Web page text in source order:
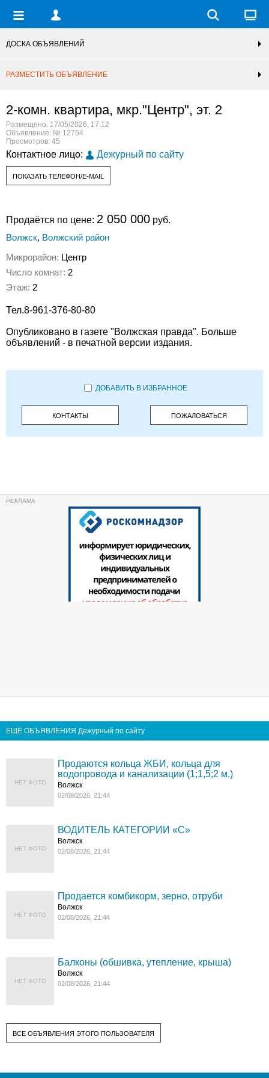
ДОСКА ОБЪЯВЛЕНИЙ
РАЗМЕСТИТЬ ОБЪЯВЛЕНИЕ
2-комн. квартира, мкр."Центр", эт. 2
Размещено: 17/05/2026, 17:12
Объявление: № 12754
Просмотров: 45
Контактное лицо: Дежурный по сайту
ПОКАЗАТЬ ТЕЛЕФОН/E-MAIL
Продаётся по цене: 2 050 000 руб.
Волжск, Волжский район
Микрорайон: Центр
Число комнат: 2
Этаж: 2
Тел.8-961-376-80-80
Опубликовано в газете "Волжская правда". Больше
объявлений - в печатной версии издания.
ДОБАВИТЬ В ИЗБРАННОЕ
КОНТАКТЫ ПОЖАЛОВАТЬСЯ
ЕЩЁ ОБЪЯВЛЕНИЯ Дежурный по сайту
НЕТ ФОТО
Продаются кольца ЖБИ, кольца для
водопровода и канализации (1;1,5;2 м.)
Волжск
02/08/2026, 21:44
НЕТ ФОТО
ВОДИТЕЛЬ КАТЕГОРИИ «C»
Волжск
02/08/2026, 21:44
НЕТ ФОТО
Продается комбикорм, зерно, отруби
Волжск
02/08/2026, 21:44
НЕТ ФОТО
Балконы (обшивка, утепление, крыша)
Волжск
02/08/2026, 21:44
ВСЕ ОБЪЯВЛЕНИЯ ЭТОГО ПОЛЬЗОВАТЕЛЯ